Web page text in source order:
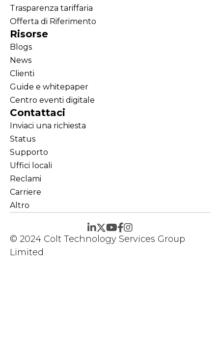
Trasparenza tariffaria
Offerta di Riferimento
Risorse
Blogs
News
Clienti
Guide e whitepaper
Centro eventi digitale
Contattaci
Inviaci una richiesta
Status
Supporto
Uffici locali
Reclami
Carriere
Altro
© 2024 Colt Technology Services Group
Limited